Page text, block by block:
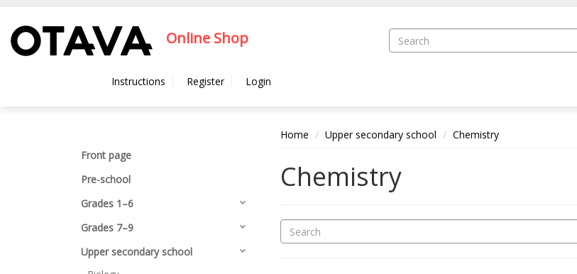
Online Shop
Instructions Register Login
Front page
Pre-school
Grades 1–6
Grades 7–9
Upper secondary school
Home Upper secondary school Chemistry
Chemistry